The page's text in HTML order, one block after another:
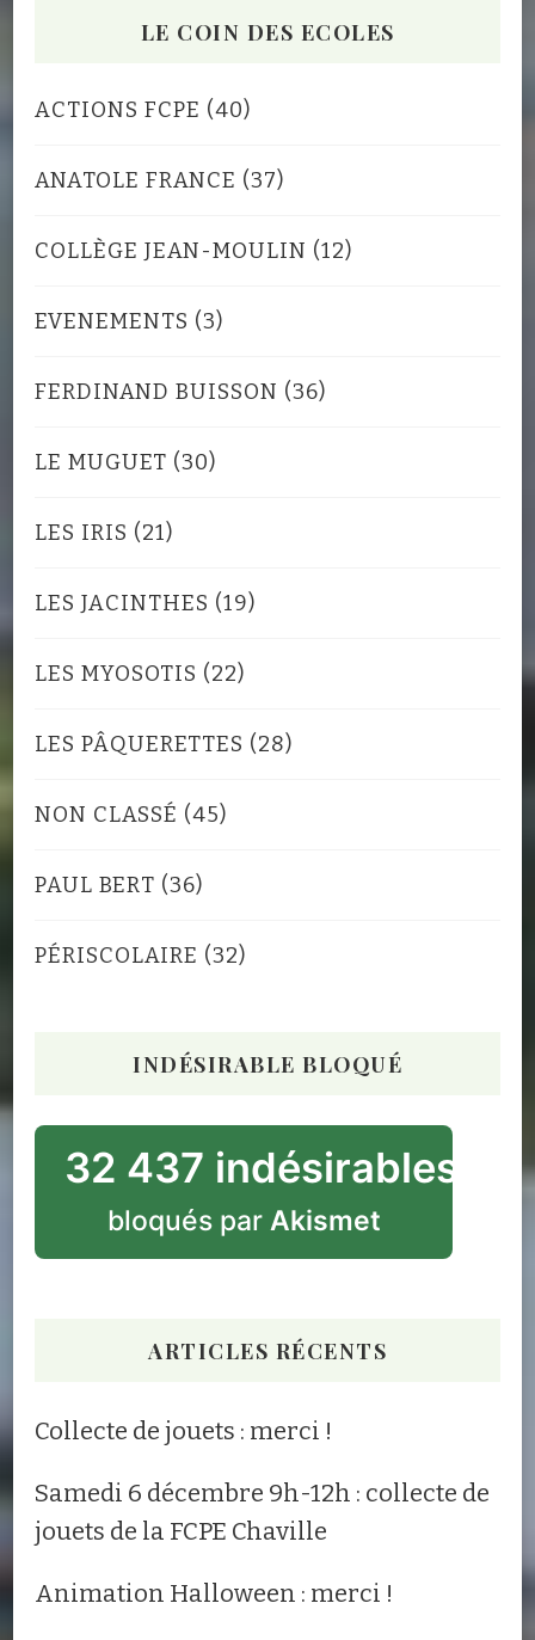
LE COIN DES ECOLES
ACTIONS FCPE (40)
ANATOLE FRANCE (37)
COLLÈGE JEAN-MOULIN (12)
EVENEMENTS (3)
FERDINAND BUISSON (36)
LE MUGUET (30)
LES IRIS (21)
LES JACINTHES (19)
LES MYOSOTIS (22)
LES PÂQUERETTES (28)
NON CLASSÉ (45)
PAUL BERT (36)
PÉRISCOLAIRE (32)
INDÉSIRABLE BLOQUÉ
32 437 indésirables
bloqués par Akismet
ARTICLES RÉCENTS
Collecte de jouets : merci !
Samedi 6 décembre 9h-12h : collecte de
jouets de la FCPE Chaville
Animation Halloween : merci !